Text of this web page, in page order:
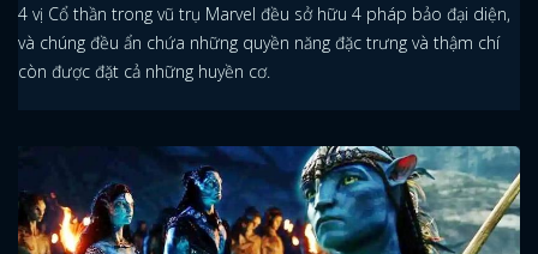
4 vị Cổ thần trong vũ trụ Marvel đều sở hữu 4 pháp bảo đại diện,
và chúng đều ẩn chứa những quyền năng đặc trưng và thậm chí
còn được đặt cả những huyền cơ.